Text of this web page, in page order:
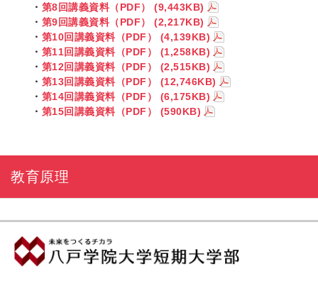
・ 第8回講義資料（PDF） (9,443KB)
・ 第9回講義資料（PDF） (2,217KB)
・ 第10回講義資料（PDF） (4,139KB)
・ 第11回講義資料（PDF） (1,258KB)
・ 第12回講義資料（PDF） (2,515KB)
・ 第13回講義資料（PDF） (12,746KB)
・ 第14回講義資料（PDF） (6,175KB)
・ 第15回講義資料（PDF） (590KB)
教育原理